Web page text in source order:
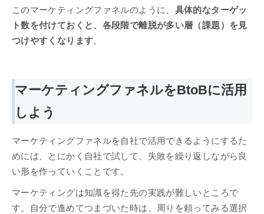
このマーケティングファネルのように、 具体的なターゲッ
ト数を付けておくと、各段階で離脱が多い層（課題）を見
つけやすくなります。
マーケティングファネルをBtoBに活用
しよう
マーケティングファネルを自社で活用できるようにするた
めには、とにかく自社で試して、失敗を繰り返しながら良
い形を作っていくことです。
マーケティングは知識を得た先の実践が難しいところで
す。自分で進めてつまづいた時は、周りを頼ってみる選択